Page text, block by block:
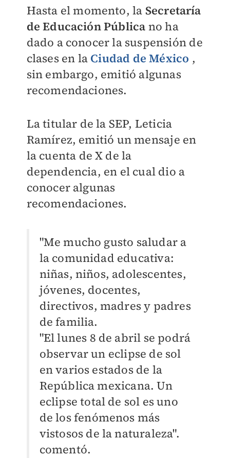
Hasta el momento, la Secretaría
de Educación Pública no ha
dado a conocer la suspensión de
clases en la Ciudad de México ,
sin embargo, emitió algunas
recomendaciones.
La titular de la SEP, Leticia
Ramírez, emitió un mensaje en
la cuenta de X de la
dependencia, en el cual dio a
conocer algunas
recomendaciones.
"Me mucho gusto saludar a
la comunidad educativa:
niñas, niños, adolescentes,
jóvenes, docentes,
directivos, madres y padres
de familia.
"El lunes 8 de abril se podrá
observar un eclipse de sol
en varios estados de la
República mexicana. Un
eclipse total de sol es uno
de los fenómenos más
vistosos de la naturaleza".
comentó.